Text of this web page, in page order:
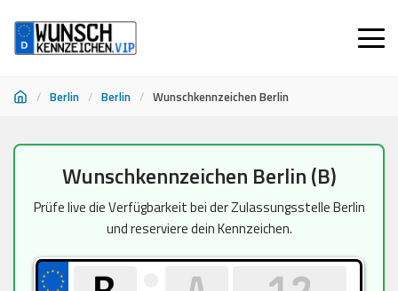
/ Berlin / Berlin / Wunschkennzeichen Berlin
springen
Wunschkennzeichen Berlin (B)
Prüfe live die Verfügbarkeit bei der Zulassungsstelle Berlin
und reserviere dein Kennzeichen.